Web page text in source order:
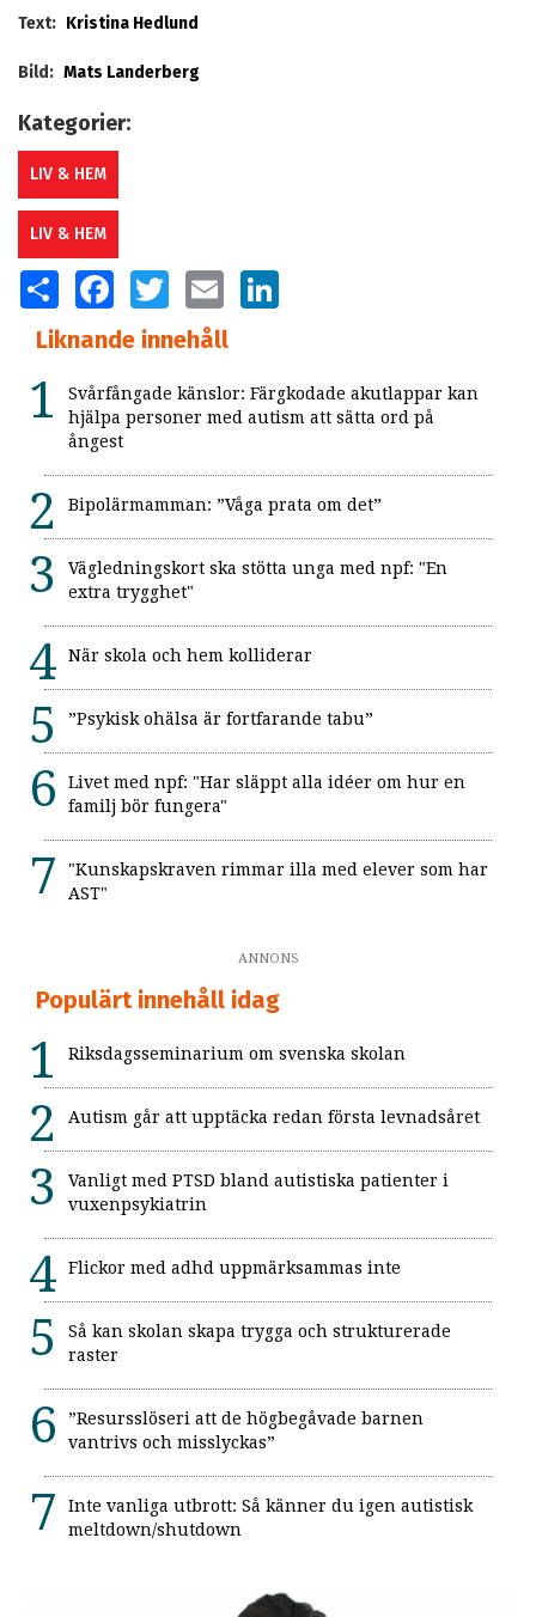
Text: Kristina Hedlund
Bild: Mats Landerberg
Kategorier:
LIV & HEM
LIV & HEM
SHARE FACEBOOKTWITTER EMAIL
Liknande innehåll
Svårfångade känslor: Färgkodade akutlappar kan
hjälpa personer med autism att sätta ord på
ångest
Bipolärmamman: ”Våga prata om det”
Vägledningskort ska stötta unga med npf: "En
extra trygghet"
När skola och hem kolliderar
”Psykisk ohälsa är fortfarande tabu”
Livet med npf: "Har släppt alla idéer om hur en
familj bör fungera"
"Kunskapskraven rimmar illa med elever som har
AST"
ANNONS
Populärt innehåll idag
Riksdagsseminarium om svenska skolan
Autism går att upptäcka redan första levnadsåret
Vanligt med PTSD bland autistiska patienter i
vuxenpsykiatrin
Flickor med adhd uppmärksammas inte
Så kan skolan skapa trygga och strukturerade
raster
”Resursslöseri att de högbegåvade barnen
vantrivs och misslyckas”
Inte vanliga utbrott: Så känner du igen autistisk
meltdown/shutdown